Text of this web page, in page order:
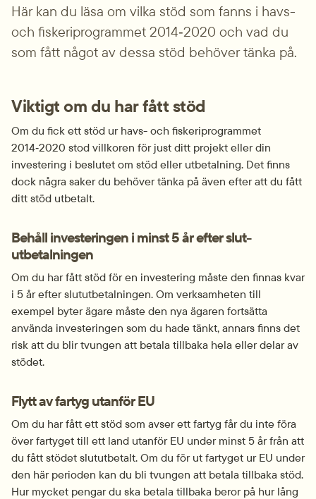
Här kan du läsa om vilka stöd som fanns i havs-
och fiskeri­programmet 2014‑2020 och vad du
som fått något av dessa stöd behöver tänka på.
Viktigt om du har fått stöd
Om du fick ett stöd ur havs- och fiskeriprogrammet
2014‑2020 stod villkoren för just ditt projekt eller din
investering i beslutet om stöd eller utbetalning. Det finns
dock några saker du behöver tänka på även efter att du fått
ditt stöd utbetalt.
Behåll investeringen i minst 5 år efter slut­
utbetalningen
Om du har fått stöd för en investering måste den finnas kvar
i 5 år efter slut­utbetalningen. Om verksamheten till
exempel byter ägare måste den nya ägaren fortsätta
använda investeringen som du hade tänkt, annars finns det
risk att du blir tvungen att betala tillbaka hela eller delar av
stödet.
Flytt av fartyg utanför EU
Om du har fått ett stöd som avser ett fartyg får du inte föra
över fartyget till ett land utanför EU under minst 5 år från att
du fått stödet slututbetalt. Om du för ut fartyget ur EU under
den här perioden kan du bli tvungen att betala tillbaka stöd.
Hur mycket pengar du ska betala tillbaka beror på hur lång